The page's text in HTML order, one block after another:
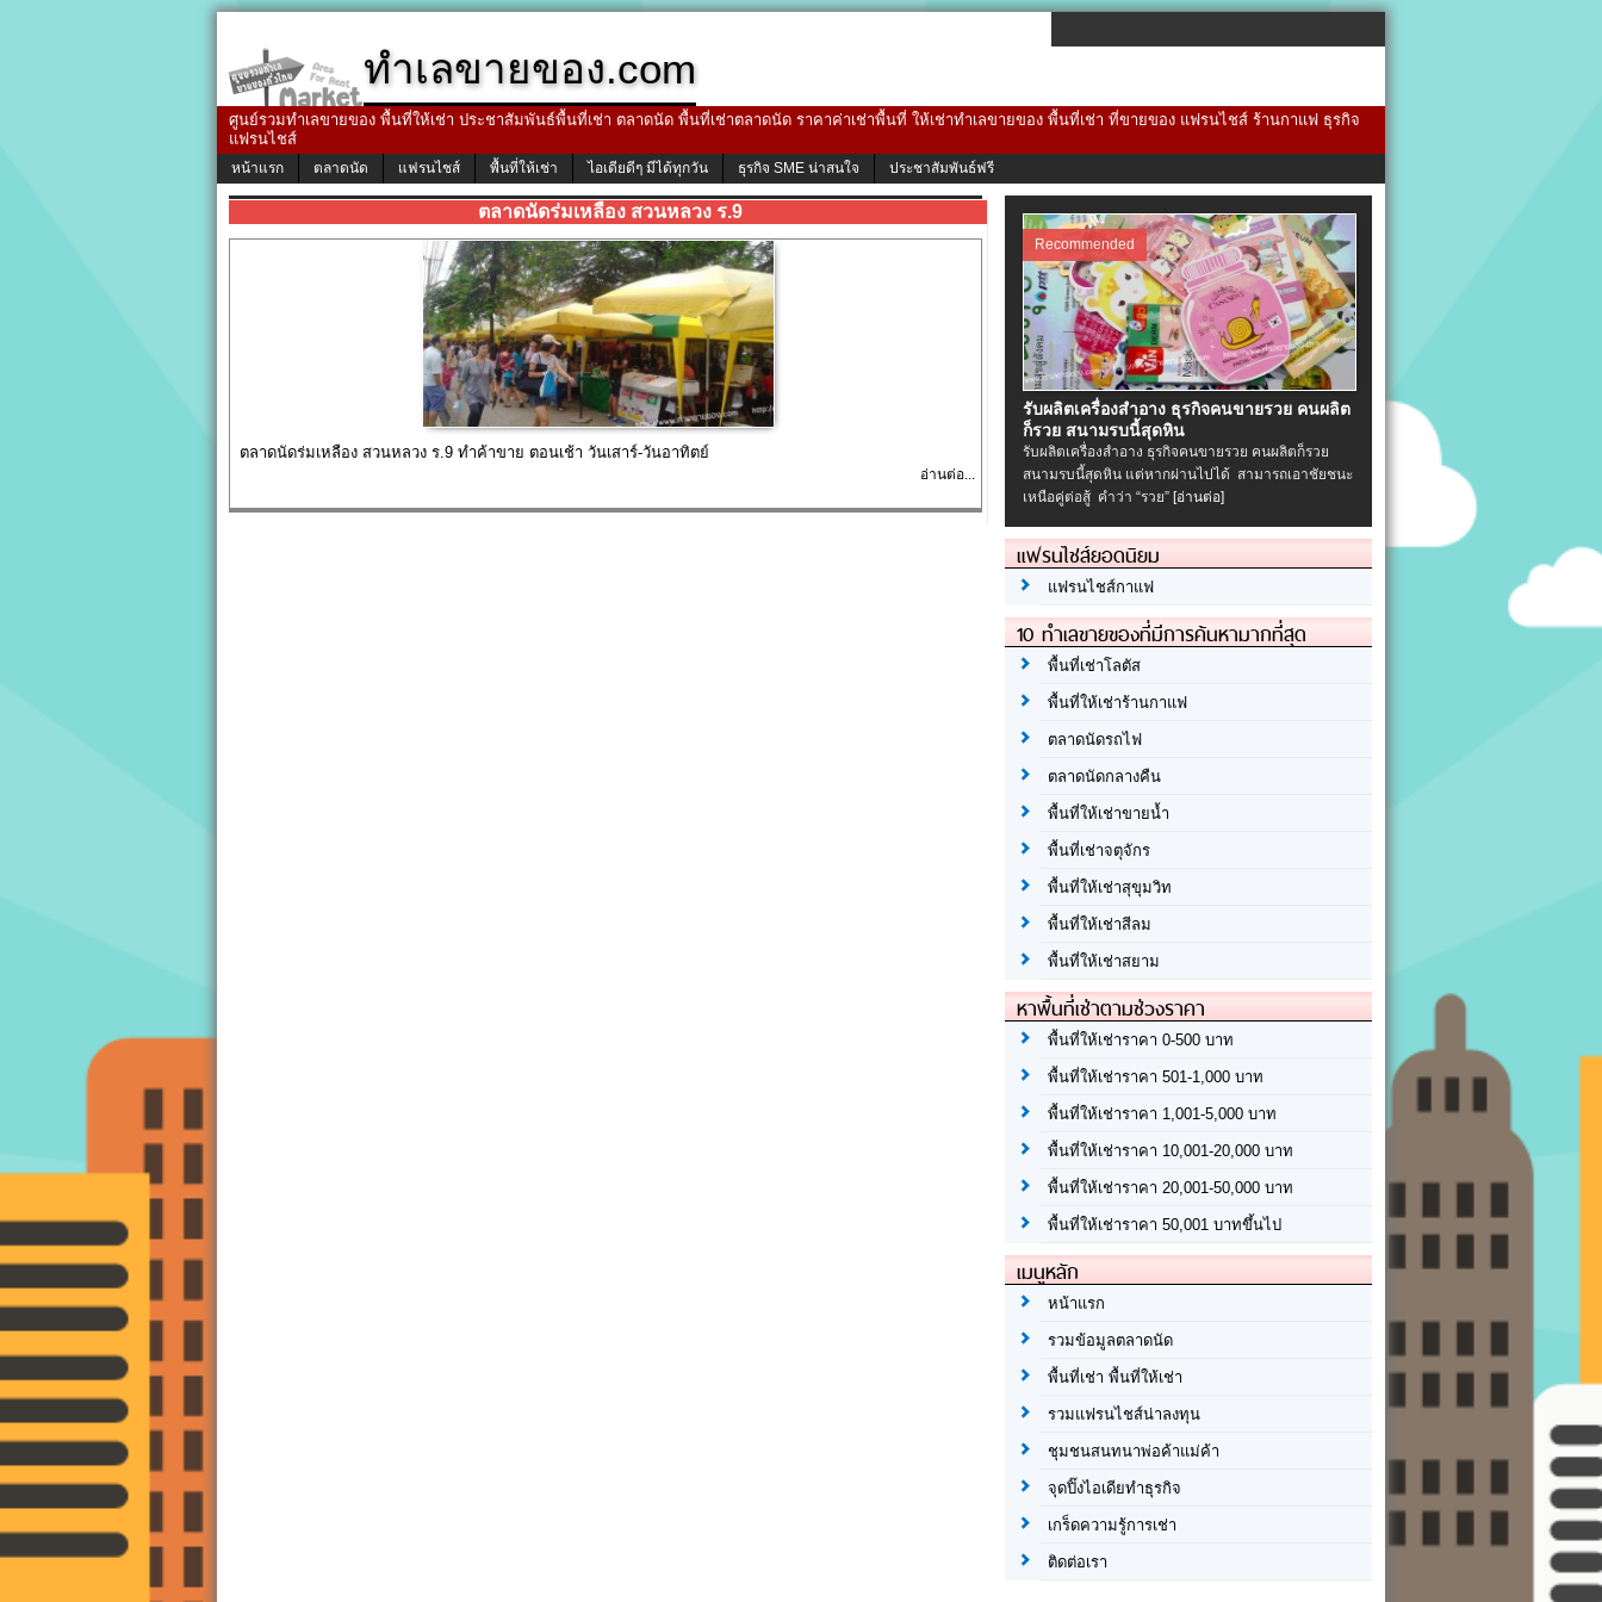
ทำเลขายของ.com
ศูนย์รวมทำเลขายของ พื้นที่ให้เช่า ประชาสัมพันธ์พื้นที่เช่า ตลาดนัด พื้นที่เช่าตลาดนัด ราคาค่าเช่าพื้นที่ ให้เช่าทำเลขายของ พื้นที่เช่า ที่ขายของ แฟรนไชส์ ร้านกาแฟ ธุรกิจ
แฟรนไชส์
หน้าแรก ตลาดนัด แฟรนไชส์ พื้นที่ให้เช่า ไอเดียดีๆ มีได้ทุกวัน ธุรกิจ SME น่าสนใจ ประชาสัมพันธ์ฟรี
ตลาดนัดร่มเหลือง สวนหลวง ร.9
ตลาดนัดร่มเหลือง สวนหลวง ร.9 ทำค้าขาย ตอนเช้า วันเสาร์-วันอาทิตย์
อ่านต่อ...
Recommended
รับผลิตเครื่องสําอาง ธุรกิจคนขายรวย คนผลิต
ก็รวย สนามรบนี้สุดหิน
รับผลิตเครื่องสําอาง ธุรกิจคนขายรวย คนผลิตก็รวย
สนามรบนี้สุดหิน แต่หากผ่านไปได้ สามารถเอาชัยชนะ
เหนือคู่ต่อสู้ คำว่า “รวย” [อ่านต่อ]
แฟรนไชส์ยอดนิยม
แฟรนไชส์กาแฟ
10 ทำเลขายของที่มีการค้นหามากที่สุด
พื้นที่เช่าโลตัส
พื้นที่ให้เช่าร้านกาแฟ
ตลาดนัดรถไฟ
ตลาดนัดกลางคืน
พื้นที่ให้เช่าขายน้ำ
พื้นที่เช่าจตุจักร
พื้นที่ให้เช่าสุขุมวิท
พื้นที่ให้เช่าสีลม
พื้นที่ให้เช่าสยาม
หาพื้นที่เช่าตามช่วงราคา
พื้นที่ให้เช่าราคา 0-500 บาท
พื้นที่ให้เช่าราคา 501-1,000 บาท
พื้นที่ให้เช่าราคา 1,001-5,000 บาท
พื้นที่ให้เช่าราคา 10,001-20,000 บาท
พื้นที่ให้เช่าราคา 20,001-50,000 บาท
พื้นที่ให้เช่าราคา 50,001 บาทขึ้นไป
เมนูหลัก
หน้าแรก
รวมข้อมูลตลาดนัด
พื้นที่เช่า พื้นที่ให้เช่า
รวมแฟรนไชส์น่าลงทุน
ชุมชนสนทนาพ่อค้าแม่ค้า
จุดปิ๊งไอเดียทำธุรกิจ
เกร็ดความรู้การเช่า
ติดต่อเรา